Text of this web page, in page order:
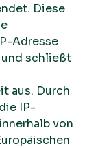
Diese
Adresse
und schließt
aus. Durch
IP-
von